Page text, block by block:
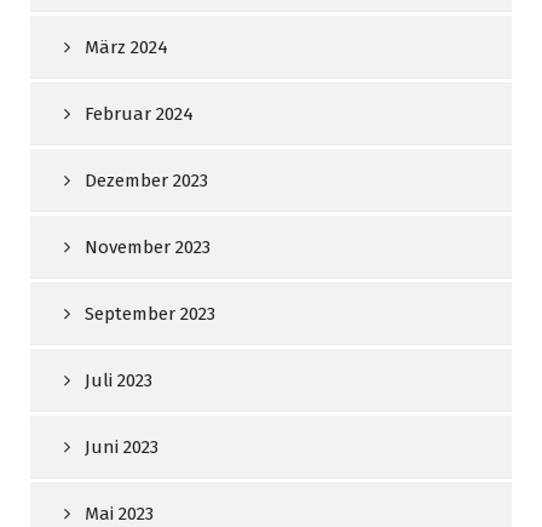
März 2024
Februar 2024
Dezember 2023
November 2023
September 2023
Juli 2023
Juni 2023
Mai 2023